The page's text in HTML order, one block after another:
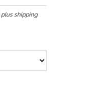
plus shipping